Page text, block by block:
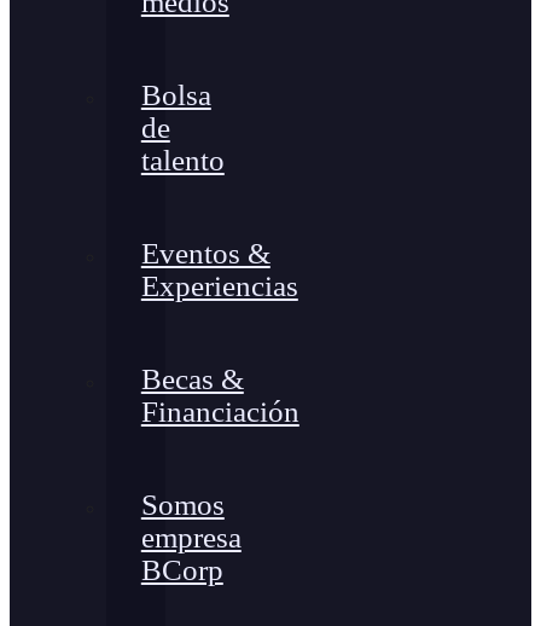
Bolsa
de
talento
Eventos &
Experiencias
Becas &
Financiación
Somos
empresa
BCorp